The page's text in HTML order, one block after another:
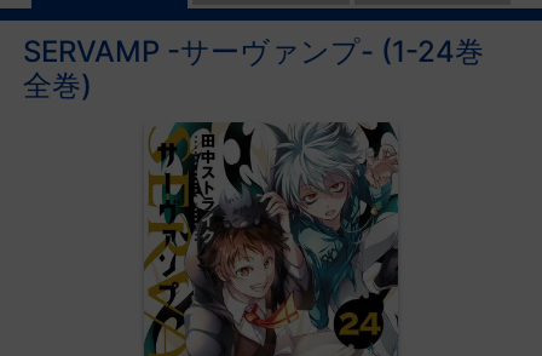
SERVAMP -サーヴァンプ- (1-24巻
全巻)